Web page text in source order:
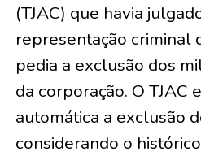
(TJAC) que havia
representação criminal
pedia a exclusão dos
da corporação. O TJAC
automática a exclusão
considerando o